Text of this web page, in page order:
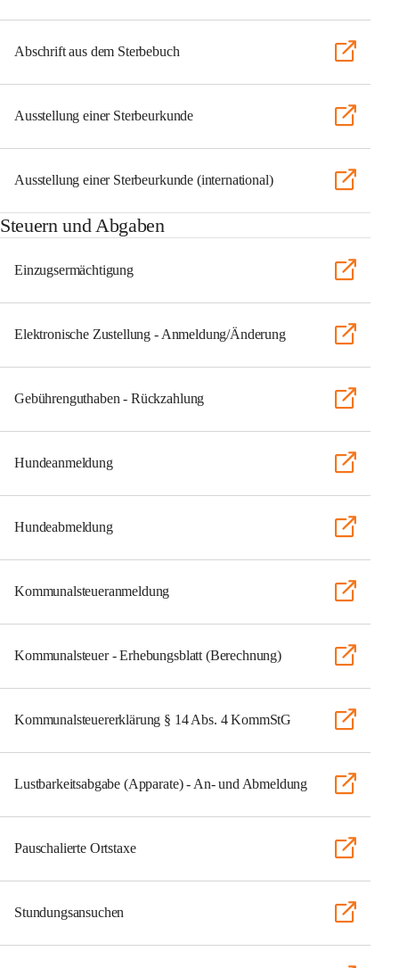
Abschrift aus dem Sterbebuch
Ausstellung einer Sterbeurkunde
Ausstellung einer Sterbeurkunde (international)
Steuern und Abgaben
Einzugsermächtigung
Elektronische Zustellung - Anmeldung/Änderung
Gebührenguthaben - Rückzahlung
Hundeanmeldung
Hundeabmeldung
Kommunalsteueranmeldung
Kommunalsteuer - Erhebungsblatt (Berechnung)
Kommunalsteuererklärung § 14 Abs. 4 KommStG
Lustbarkeitsabgabe (Apparate) - An- und Abmeldung
Pauschalierte Ortstaxe
Stundungsansuchen